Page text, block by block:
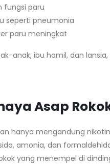
fungsi paru
seperti pneumonia
paru meningkat
anak, ibu hamil, dan
Asap
hanya mengandung
amonia, dan
yang menempel di